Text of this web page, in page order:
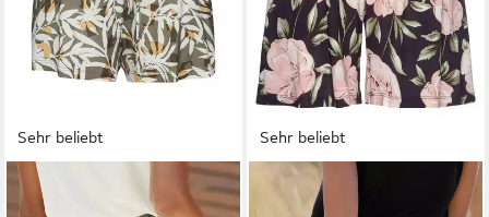
Sehr beliebt
VIVANCE BY LASCANA
Shorts aus luftigem
Sehr beliebt
Shorts aus luftig-leichtem